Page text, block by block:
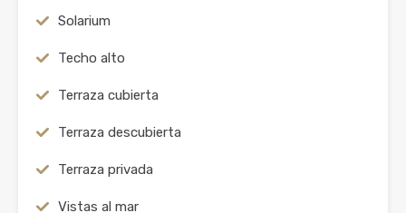
Solarium
Techo alto
Terraza cubierta
Terraza descubierta
Terraza privada
Vistas al mar